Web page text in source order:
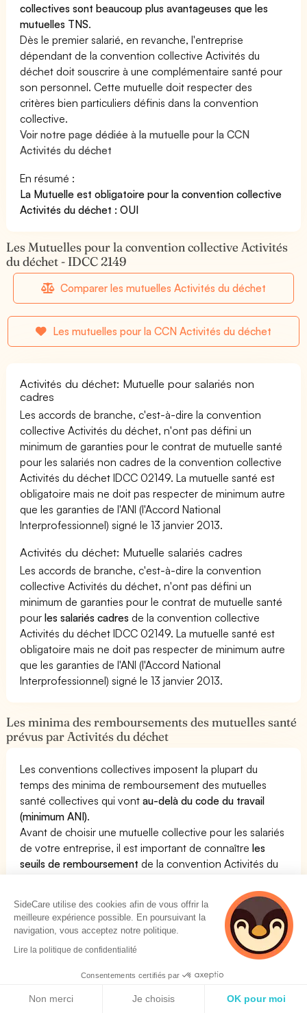
collectives sont beaucoup plus avantageuses que les
mutuelles TNS.
Dès le premier salarié, en revanche, l'entreprise
dépendant de la convention collective Activités du
déchet doit souscrire à une complémentaire santé pour
son personnel. Cette mutuelle doit respecter des
critères bien particuliers définis dans la convention
collective.
Voir notre page dédiée à la mutuelle pour la CCN
Activités du déchet
En résumé :
La Mutuelle est obligatoire pour la convention collective
Activités du déchet : OUI
Les Mutuelles pour la convention collective Activités
du déchet - IDCC 2149
Comparer les mutuelles Activités du déchet
Les mutuelles pour la CCN Activités du déchet
Activités du déchet: Mutuelle pour salariés non
cadres
Les accords de branche, c'est-à-dire la convention
collective Activités du déchet, n'ont pas défini un
minimum de garanties pour le contrat de mutuelle santé
pour les salariés non cadres de la convention collective
Activités du déchet IDCC 02149. La mutuelle santé est
obligatoire mais ne doit pas respecter de minimum autre
que les garanties de l'ANI (l'Accord National
Interprofessionnel) signé le 13 janvier 2013.
Activités du déchet: Mutuelle salariés cadres
Les accords de branche, c'est-à-dire la convention
collective Activités du déchet, n'ont pas défini un
minimum de garanties pour le contrat de mutuelle santé
pourles salariés cadres de la convention collective
Activités du déchet IDCC 02149. La mutuelle santé est
obligatoire mais ne doit pas respecter de minimum autre
que les garanties de l'ANI (l'Accord National
Interprofessionnel) signé le 13 janvier 2013.
Les minima des remboursements des mutuelles santé
prévus par Activités du déchet
Les conventions collectives imposent la plupart du
temps des minima de remboursement des mutuelles
santé collectives qui vontau-delà du code du travail
(minimum ANI).
Avant de choisir une mutuelle collective pour les salariés
de votre entreprise, il est important de connaîtreles
seuils de remboursement de la convention Activités du
SideCare vous donne pour chaque convention
collective les seuils de remboursement minimaux à
respecter.
Votre entreprise est sous la convention Activités du
déchet ? Si vous cherchez une mutuelle santé pour
votre entreprise,contactez SideCare qui pourra vous
SideCare utilise des cookies afin de vous offrir la
meilleure expérience possible. En poursuivant la
navigation, vous acceptez notre politique.
Lire la politique de confidentialité
Consentements certifiés par
Non merci Je choisis OK pour moi